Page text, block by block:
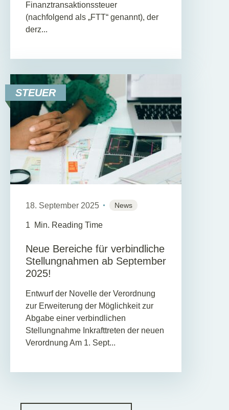
Finanztransaktionssteuer
(nachfolgend als „FTT“ genannt), der
derz...
STEUER
18. September 2025 News
1 Min. Reading Time
Neue Bereiche für verbindliche
Stellungnahmen ab September
2025!
Entwurf der Novelle der Verordnung
zur Erweiterung der Möglichkeit zur
Abgabe einer verbindlichen
Stellungnahme Inkrafttreten der neuen
Verordnung Am 1. Sept...